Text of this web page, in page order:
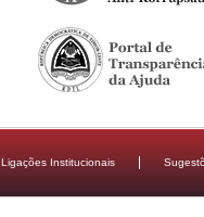
Ligações Institucionais